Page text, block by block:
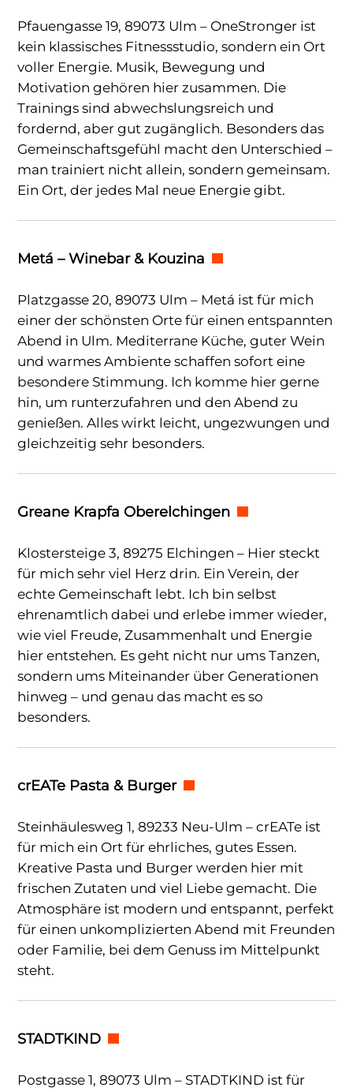
Pfauengasse 19, 89073 Ulm – OneStronger ist
kein klassisches Fitnessstudio, sondern ein Ort
voller Energie. Musik, Bewegung und
Motivation gehören hier zusammen. Die
Trainings sind abwechslungsreich und
fordernd, aber gut zugänglich. Besonders das
Gemeinschaftsgefühl macht den Unterschied –
man trainiert nicht allein, sondern gemeinsam.
Ein Ort, der jedes Mal neue Energie gibt.
Metá – Winebar & Kouzina
Platzgasse 20, 89073 Ulm – Metá ist für mich
einer der schönsten Orte für einen entspannten
Abend in Ulm. Mediterrane Küche, guter Wein
und warmes Ambiente schaffen sofort eine
besondere Stimmung. Ich komme hier gerne
hin, um runterzufahren und den Abend zu
genießen. Alles wirkt leicht, ungezwungen und
gleichzeitig sehr besonders.
Greane Krapfa Oberelchingen
Klostersteige 3, 89275 Elchingen – Hier steckt
für mich sehr viel Herz drin. Ein Verein, der
echte Gemeinschaft lebt. Ich bin selbst
ehrenamtlich dabei und erlebe immer wieder,
wie viel Freude, Zusammenhalt und Energie
hier entstehen. Es geht nicht nur ums Tanzen,
sondern ums Miteinander über Generationen
hinweg – und genau das macht es so
besonders.
crEATe Pasta & Burger
Steinhäulesweg 1, 89233 Neu-Ulm – crEATe ist
für mich ein Ort für ehrliches, gutes Essen.
Kreative Pasta und Burger werden hier mit
frischen Zutaten und viel Liebe gemacht. Die
Atmosphäre ist modern und entspannt, perfekt
für einen unkomplizierten Abend mit Freunden
oder Familie, bei dem Genuss im Mittelpunkt
steht.
STADTKIND
Postgasse 1, 89073 Ulm – STADTKIND ist für